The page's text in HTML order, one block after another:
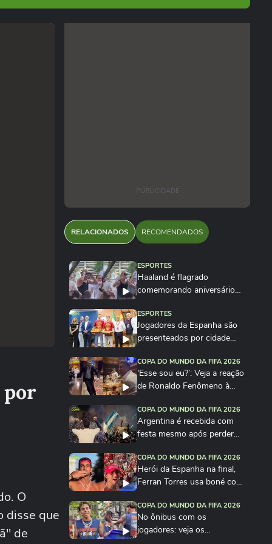
por
O
disse que
de
PUBLICIDADE
RELACIONADOS RECOMENDADOS
ESPORTES
Haaland é flagrado
comemorando aniversário
ESPORTES
Jogadores da Espanha são
presenteados por cidade
COPA DO MUNDO DA FIFA 2026
'Esse sou eu?’: Veja a reação
de Ronaldo Fenômeno à
COPA DO MUNDO DA FIFA 2026
Argentina é recebida com
festa mesmo após perder
COPA DO MUNDO DA FIFA 2026
Herói da Espanha na final,
Ferran Torres usa boné com
COPA DO MUNDO DA FIFA 2026
No ônibus com os
jogadores: veja os